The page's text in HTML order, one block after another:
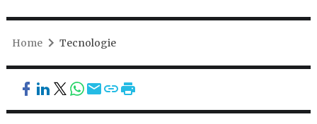
Home Tecnologie